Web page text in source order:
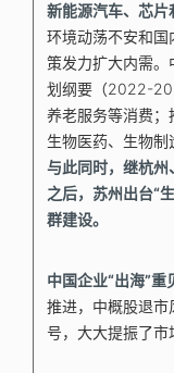
新能源汽车、芯
环境动荡不安和
策发力扩大内需
划纲要（2022-
养老服务等消费
生物医药、生物制
与此同时，继杭
之后，苏州出台“
群建设。
中国企业“出海”重
推进，中概股退
号，大大提振了市